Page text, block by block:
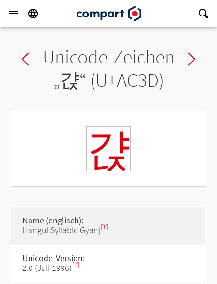
Previous char
Unicode-Zeichen
„갽“ (U+AC3D)
갽
Name (englisch):
Hangul Syllable Gyanj[1]
Unicode-Version:
2.0 (Juli 1996)[2]